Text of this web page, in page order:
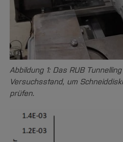
Abbildung 1: Das RUB
Versuchsstand, um
prüfen.